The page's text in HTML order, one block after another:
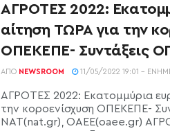
ΑΓΡΟΤΕΣ 2022:
αίτηση ΤΩΡΑ για την
ΟΠΕΚΕΠΕ- Συντάξεις
ΑΠΌ NEWSROOM 11/05/2022 19:01 -
ΑΓΡΟΤΕΣ 2022: Εκατομμύρια
την κοροενίσχυση ΟΠΕΚΕΠΕ-
ΝΑΤ(nat.gr), ΟΑΕΕ(oaee.gr)